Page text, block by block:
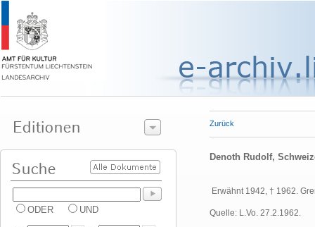
ODER UND
Zurück
Denoth Rudolf,
Erwähnt 1942, † 1962.
Quelle: L.Vo. 27.2.1962.